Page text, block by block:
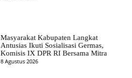
Masyarakat Kabupaten Langkat
Antusias Ikuti Sosialisasi Germas,
Komisis IX DPR RI Bersama Mitra
8 Agustus 2026